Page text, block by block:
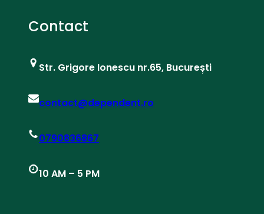
Contact
Str. Grigore Ionescu nr.65, București
contact@dependent.ro
0790836867
10 AM – 5 PM